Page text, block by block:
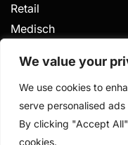
We value your
We use cookies to
serve personalised
By clicking "Accept
cookies.
Retail
Medisch
Privacy